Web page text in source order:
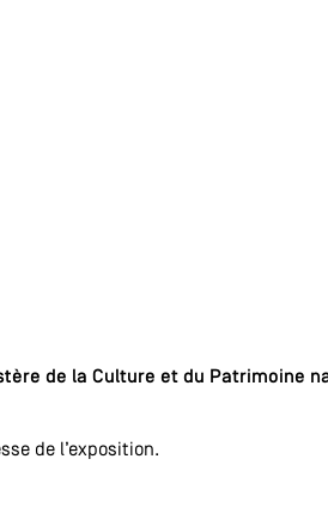
de la Culture et du Patrimoine
de l’exposition.